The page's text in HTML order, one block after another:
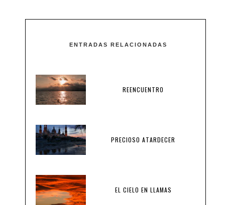
ENTRADAS RELACIONADAS
REENCUENTRO
PRECIOSO ATARDECER
EL CIELO EN LLAMAS